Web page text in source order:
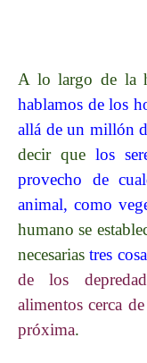
A lo largo de la
hablamos de los
allá de un millón
decir quelos
provecho de
animal, como
humano se
necesariastres
de los
alimentos cerca
próxima.